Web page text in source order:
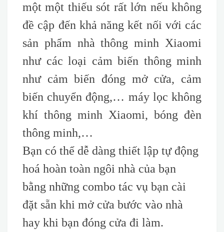
một một thiếu sót rất lớn nếu không
đề cập đến khả năng kết nối với các
sản phẩm nhà thông minh Xiaomi
như các loại cảm biến thông minh
như cảm biến đóng mở cửa, cảm
biến chuyển động,… máy lọc không
khí thông minh Xiaomi, bóng đèn
thông minh,…
Bạn có thể dễ dàng thiết lập tự động
hoá hoàn toàn ngôi nhà của bạn
bằng những combo tác vụ bạn cài
đặt sẵn khi mở cửa bước vào nhà
hay khi bạn đóng cửa đi làm.